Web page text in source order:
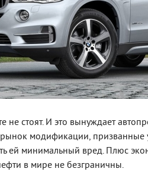
не стоят. И это вынуждает
рынок модификации, призванные
ей минимальный вред. Плюс
в мире не безграничны.